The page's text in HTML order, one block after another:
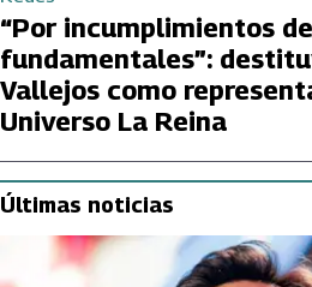
“Por incumplimientos
fundamentales”:
Vallejos como
Universo La Reina
Últimas noticias